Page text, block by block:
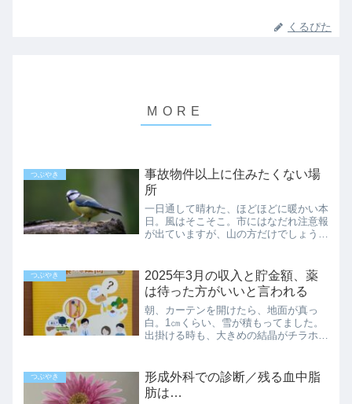
くるぴた
つぶやき
事故物件以上に住みたくない場
所
一日通して晴れた、ほどほどに暖かい本
日。風はそこそこ。市にはなだれ注意報
が出ていますが、山の方だけでしょう。
宅。パートの後に買物をして帰ることも
あるけれど、重い物をドッ...
つぶやき
2025年3月の収入と貯金額、薬
は待った方がいいと言われる
朝、カーテンを開けたら、地面が真っ
白。1㎝くらい、雪が積もってました。
出掛ける時も、大きめの結晶がチラホラ
で最後と思いたい…3月も今日で終わり
なのですから。3月の収入と...
つぶやき
形成外科での診断／残る血中脂
肪は…